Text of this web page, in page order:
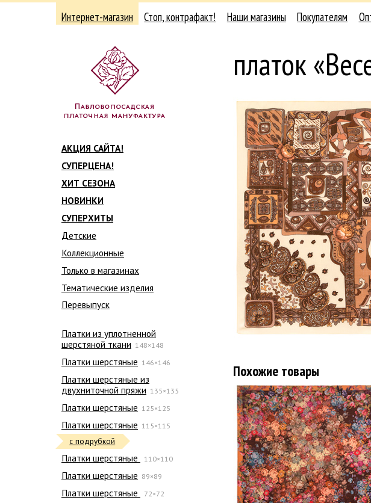
Интернет-магазин Стоп, контрафакт! Наши магазины Покупателям
АКЦИЯ САЙТА!
СУПЕРЦЕНА!
ХИТ СЕЗОНА
НОВИНКИ
СУПЕРХИТЫ
Детские
Коллекционные
Только в магазинах
Тематические изделия
Перевыпуск
Платки из уплотненной
шерстяной ткани 148×148
Платки шерстяные 146×146
Платки шерстяные из
двухниточной пряжи 135×135
Платки шерстяные 125×125
Платки шерстяные 115×115
с подрубкой
Платки шерстяные 110×110
Платки шерстяные 89×89
Платки шерстяные 72×72
платок
Похожие товары